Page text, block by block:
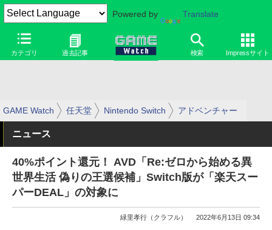
Powered by Translate
カテゴリ 過去記事 検索 Impressサイト
GAME Watch 任天堂 Nintendo Switch アドベンチャー
ニュース
40%ポイント還元！ AVD「Re:ゼロから始める異
世界生活 偽りの王選候補」Switch版が「楽天スー
パーDEAL」の対象に
緑里孝行（クラフル） 2022年6月13日 09:34